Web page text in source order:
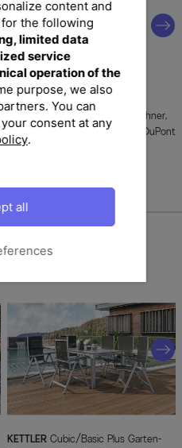
grau, Dralon, 100x50x7cm, mit DuPont
Teflon Markenimprägnierung
Ihren Garten
KETTLER
content and
for the following
limited data
service
operation of the
purpose, we also
You can
consent at any
.
all